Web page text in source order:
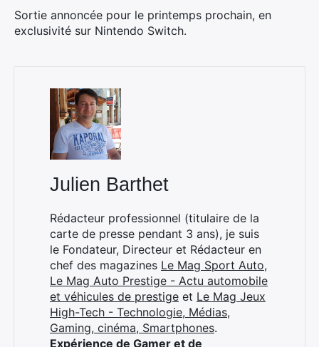
Sortie annoncée pour le printemps prochain, en
exclusivité sur Nintendo Switch.
Julien Barthet
Rédacteur professionnel (titulaire de la
carte de presse pendant 3 ans), je suis
le Fondateur, Directeur et Rédacteur en
chef des magazines Le Mag Sport Auto,
Le Mag Auto Prestige - Actu automobile
et véhicules de prestige et Le Mag Jeux
High-Tech - Technologie, Médias,
Gaming, cinéma, Smartphones.
Expérience de Gamer et de